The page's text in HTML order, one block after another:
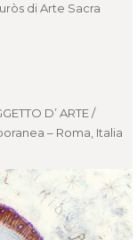
di Arte Sacra
D’ ARTE /
– Roma, Italia